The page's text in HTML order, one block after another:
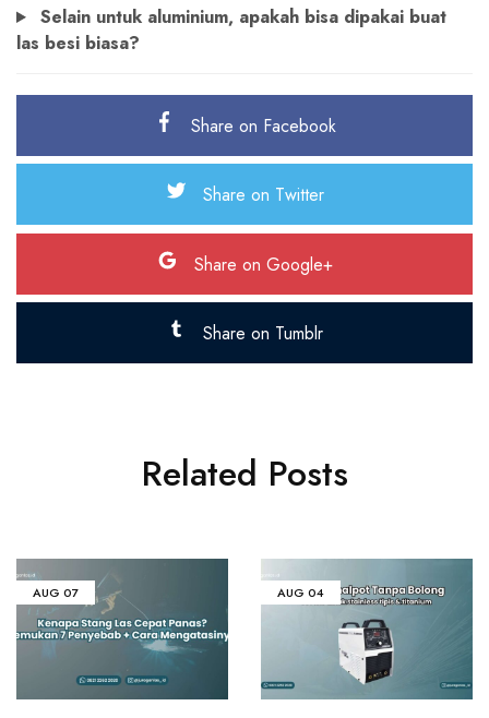
Selain untuk aluminium, apakah bisa dipakai buat
las besi biasa?
Share on Facebook
Share on Twitter
Share on Google+
Share on Tumblr
Related Posts
AUG 07 AUG 04